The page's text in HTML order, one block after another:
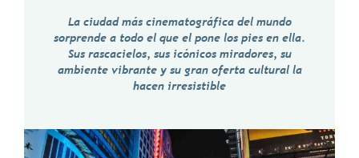
La ciudad más cinematográfica del mundo
sorprende a todo el que el pone los pies en ella.
Sus rascacielos, sus icónicos miradores, su
ambiente vibrante y su gran oferta cultural la
hacen irresistible